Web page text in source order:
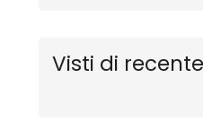
Visti di recente